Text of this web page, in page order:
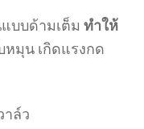
แบบด้ามเต็ม ทำให้
มุน เกิดแรงกด
ล์ว